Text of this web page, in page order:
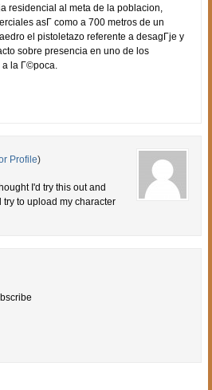
residencial al meta de la poblacion,
asГ­ como a 700 metros de un
el pistoletazo referente a desagГјe y
sobre presencia en uno de los
a la Г©poca.
Profile)
I'd try this out and
to upload my character